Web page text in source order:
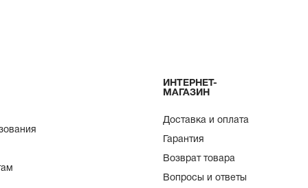
ИНТЕРНЕТ-
МАГАЗИН
Доставка и оплата
Гарантия
Возврат товара
Вопросы и ответы